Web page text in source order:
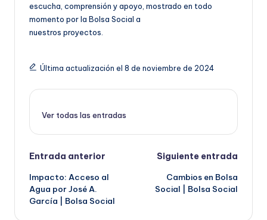
escucha, comprensión y apoyo, mostrado en todo
momento por la Bolsa Social a
nuestros proyectos.
Última actualización el 8 de noviembre de 2024
Ver todas las entradas
Navegación
de
entradas
Entrada anterior
Impacto: Acceso al
Agua por José A.
García | Bolsa Social
Siguiente entrada
Cambios en Bolsa
Social | Bolsa Social